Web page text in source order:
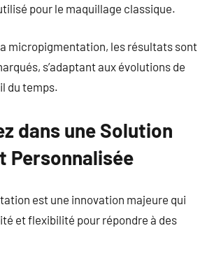
pour le maquillage classique.
micropigmentation, les résultats sont
s’adaptant aux évolutions de
du temps.
dans une Solution
Personnalisée
est une innovation majeure qui
et flexibilité pour répondre à des